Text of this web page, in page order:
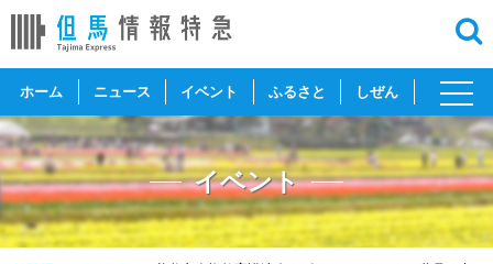
ホーム ニュース イベント ふるさと しぜん
toggle
イベント